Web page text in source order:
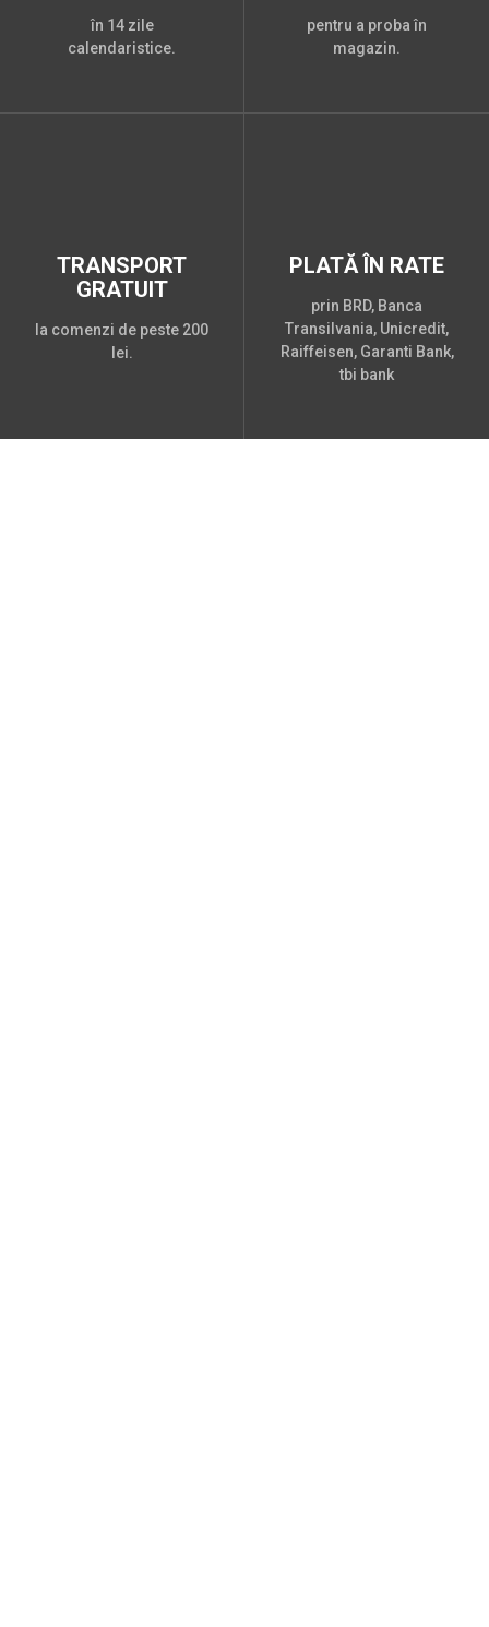
în 14 zile
calendaristice.
pentru a proba în
magazin.
TRANSPORT
GRATUIT
la comenzi de peste 200
lei.
PLATĂ ÎN RATE
prin BRD, Banca
Transilvania, Unicredit,
Raiffeisen, Garanti Bank,
tbi bank